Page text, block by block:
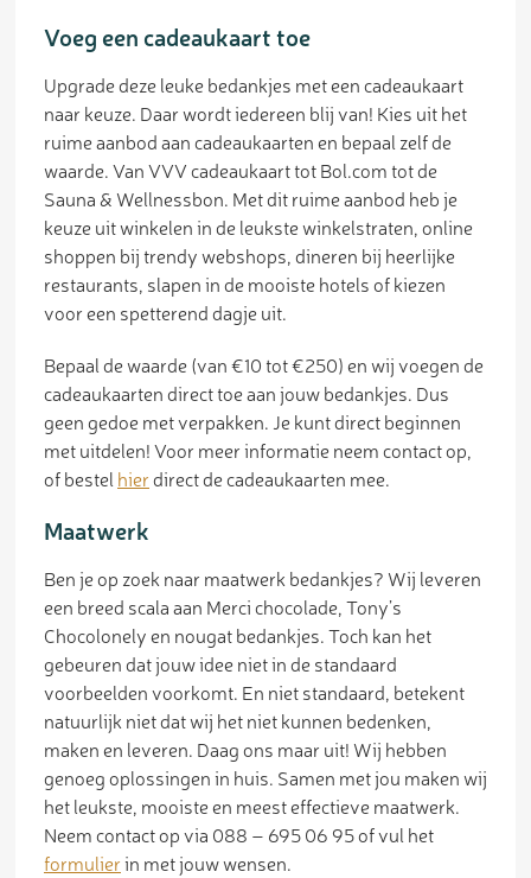
Voeg een cadeaukaart toe
Upgrade deze leuke bedankjes met een cadeaukaart
naar keuze. Daar wordt iedereen blij van! Kies uit het
ruime aanbod aan cadeaukaarten en bepaal zelf de
waarde. Van VVV cadeaukaart tot Bol.com tot de
Sauna & Wellnessbon. Met dit ruime aanbod heb je
keuze uit winkelen in de leukste winkelstraten, online
shoppen bij trendy webshops, dineren bij heerlijke
restaurants, slapen in de mooiste hotels of kiezen
voor een spetterend dagje uit.
Bepaal de waarde (van €10 tot €250) en wij voegen de
cadeaukaarten direct toe aan jouw bedankjes. Dus
geen gedoe met verpakken. Je kunt direct beginnen
met uitdelen! Voor meer informatie neem contact op,
of bestel hierdirect de cadeaukaarten mee.
Maatwerk
Ben je op zoek naar maatwerk bedankjes? Wij leveren
een breed scala aan Merci chocolade, Tony’s
Chocolonely en nougat bedankjes. Toch kan het
gebeuren dat jouw idee niet in de standaard
voorbeelden voorkomt. En niet standaard, betekent
natuurlijk niet dat wij het niet kunnen bedenken,
maken en leveren. Daag ons maar uit! Wij hebben
genoeg oplossingen in huis. Samen met jou maken wij
het leukste, mooiste en meest effectieve maatwerk.
Neem contact op via 088 – 695 06 95 of vul het
formulierin met jouw wensen.